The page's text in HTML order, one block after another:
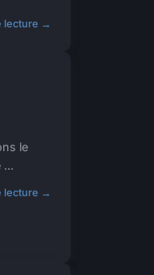
lecture →
le
...
lecture →